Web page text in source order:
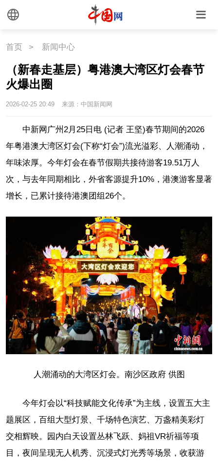
首页 > 新闻中心
（新春走基层）粤港澳大湾区灯会春节
火爆出圈
2026-02-25 20:49 来源：中国新闻网
中新网广州2月25日电 (记者 王坚)春节期间的2026
年粤港澳大湾区灯会(下称“灯会”)流光溢彩、人潮涌动，
年味浓厚。今年灯会在春节假期共接待游客19.51万人
次，与去年同期相比，外省客源提升10%，港澳游客显著
增长，已累计接待港澳团组26个。
人潮涌动的大湾区灯会。南沙区政府 供图
今年灯会以“科技赋能文化传承”为主线，设置五大主
题展区，百组大型灯景、千场特色演艺、万盏精美彩灯
交相辉映。园内白天设置丛林飞跃、妈祖VR祈福等项
目，夜间呈现无人机秀、沉浸式灯光秀等场景，收获游